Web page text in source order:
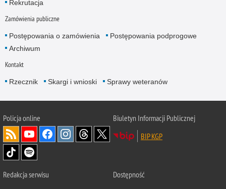
Rekrutacja
Zamówienia publiczne
Postępowania o zamówienia
Postępowania podprogowe
Archiwum
Kontakt
Rzecznik Skargi i wnioski Sprawy weteranów
Policjaonline
Biuletyn Informacji Publicznej
BIP KGP
Redakcja serwisu
Dostępność